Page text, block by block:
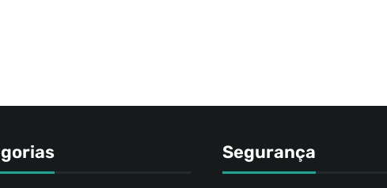
Segurança